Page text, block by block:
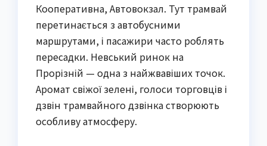
Кооперативна, Автовокзал. Тут трамвай
перетинається з автобусними
маршрутами, і пасажири часто роблять
пересадки. Невський ринок на
Прорізній — одна з найжвавіших точок.
Аромат свіжої зелені, голоси торговців і
дзвін трамвайного дзвінка створюють
особливу атмосферу.